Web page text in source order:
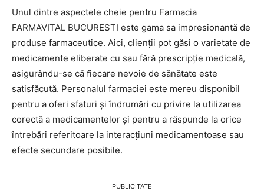
Unul dintre aspectele cheie pentru Farmacia
FARMAVITAL BUCURESTI este gama sa impresionantă de
produse farmaceutice. Aici, clienții pot găsi o varietate de
medicamente eliberate cu sau fără prescripție medicală,
asigurându-se că fiecare nevoie de sănătate este
satisfăcută. Personalul farmaciei este mereu disponibil
pentru a oferi sfaturi și îndrumări cu privire la utilizarea
corectă a medicamentelor și pentru a răspunde la orice
întrebări referitoare la interacțiuni medicamentoase sau
efecte secundare posibile.
PUBLICITATE